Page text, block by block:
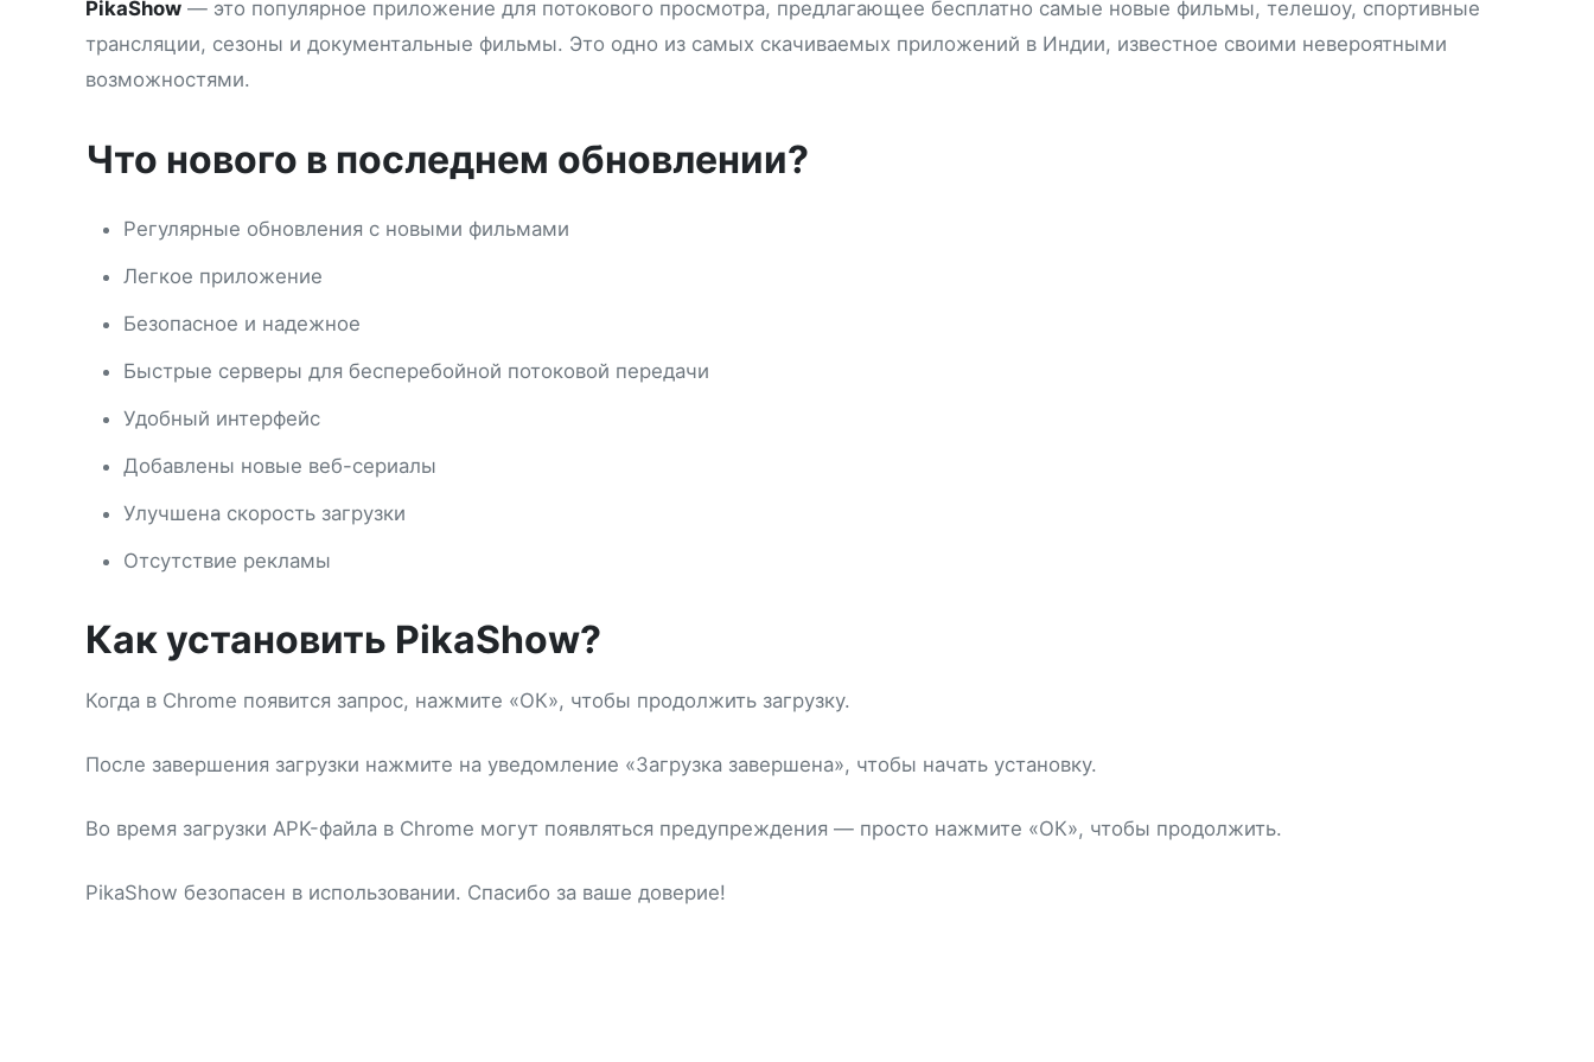
PikaShow — это популярное приложение для потокового просмотра, предлагающее бесплатно самые новые фильмы, телешоу, спортивные
трансляции, сезоны и документальные фильмы. Это одно из самых скачиваемых приложений в Индии, известное своими невероятными
возможностями.
Что нового в последнем обновлении?
Регулярные обновления с новыми фильмами
Легкое приложение
Безопасное и надежное
Быстрые серверы для бесперебойной потоковой передачи
Удобный интерфейс
Добавлены новые веб-сериалы
Улучшена скорость загрузки
Отсутствие рекламы
Как установить PikaShow?
Когда в Chrome появится запрос, нажмите «ОК», чтобы продолжить загрузку.
После завершения загрузки нажмите на уведомление «Загрузка завершена», чтобы начать установку.
Во время загрузки APK-файла в Chrome могут появляться предупреждения — просто нажмите «ОК», чтобы продолжить.
PikaShow безопасен в использовании. Спасибо за ваше доверие!